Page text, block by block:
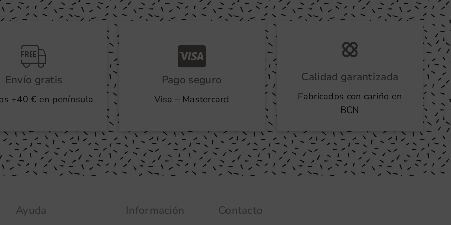
Envío gratis
+40 € en península
Pago seguro
Visa – Mastercard
Calidad garantizada
Fabricados con cariño en
BCN
Ayuda Información Contacto